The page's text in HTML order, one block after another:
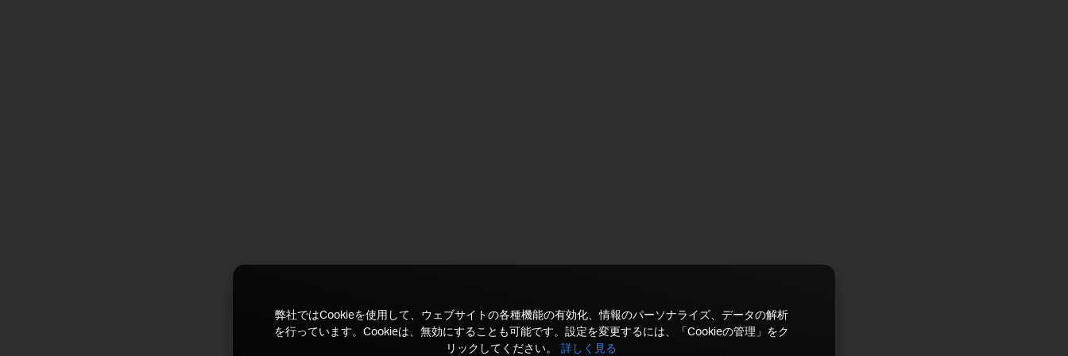
弊社ではCookieを使用して、ウェブサイトの各種機能の有効化、情報のパーソナライズ、データの解析
を行っています。Cookieは、無効にすることも可能です。設定を変更するには、「Cookieの管理」をク
リックしてください。
詳しく見る